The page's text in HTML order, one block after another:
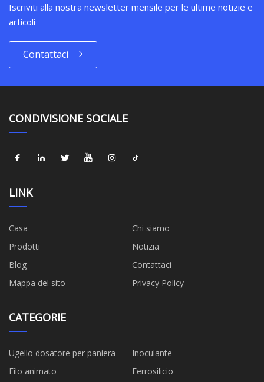
Iscriviti alla nostra newsletter mensile per le ultime notizie e
articoli
Contattaci
CONDIVISIONE SOCIALE
LINK
Casa
Chi siamo
Prodotti
Notizia
Blog
Contattaci
Mappa del sito
Privacy Policy
CATEGORIE
Ugello dosatore per paniera
Inoculante
Filo animato
Ferrosilicio